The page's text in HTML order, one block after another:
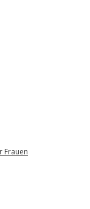
Frauen